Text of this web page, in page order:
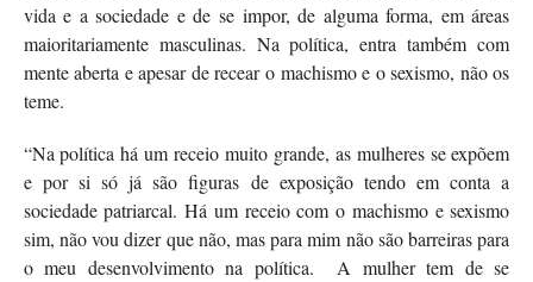
vida e a sociedade e de se impor, de alguma forma, em áreas
maioritariamente masculinas. Na política, entra também com
mente aberta e apesar de recear o machismo e o sexismo, não os
teme.
“Na política há um receio muito grande, as mulheres se expõem
e por si só já são figuras de exposição tendo em conta a
sociedade patriarcal. Há um receio com o machismo e sexismo
sim, não vou dizer que não, mas para mim não são barreiras para
o meu desenvolvimento na política. A mulher tem de se